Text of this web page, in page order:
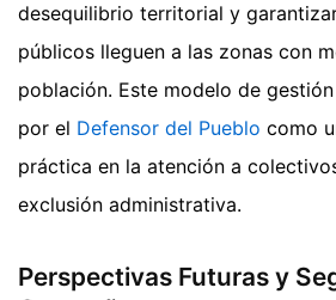
desequilibrio territorial y
públicos lleguen a las zonas con
población. Este modelo de
por el Defensor del Pueblo como
práctica en la atención a
exclusión administrativa.
Perspectivas Futuras y